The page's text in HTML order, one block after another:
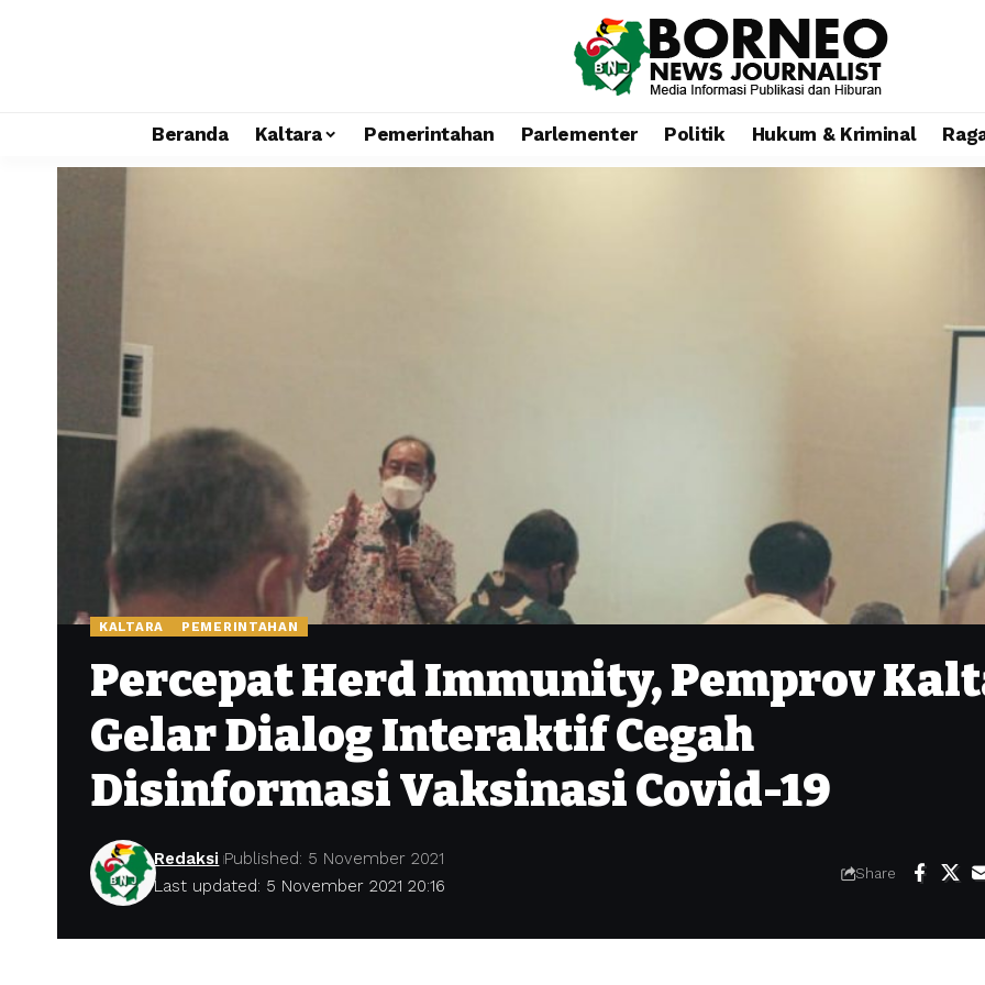
Beranda Kaltara Pemerintahan Parlementer Politik Hukum & Kriminal
KALTARA PEMERINTAHAN
Percepat Herd Immunity, Pemprov
Gelar Dialog Interaktif Cegah
Disinformasi Vaksinasi Covid-19
Last updated: 5 November 2021 20:16
Redaksi Published: 5 November 2021
Share